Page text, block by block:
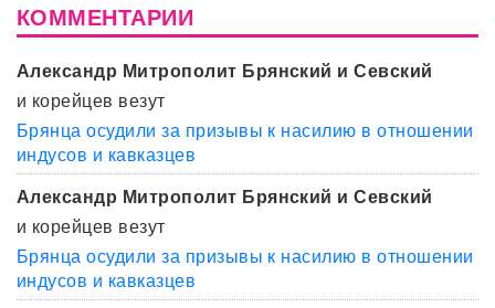
КОММЕНТАРИИ
Александр Митрополит Брянский и Севский
и корейцев везут
Брянца осудили за призывы к насилию в отношении
индусов и кавказцев
Александр Митрополит Брянский и Севский
и корейцев везут
Брянца осудили за призывы к насилию в отношении
индусов и кавказцев